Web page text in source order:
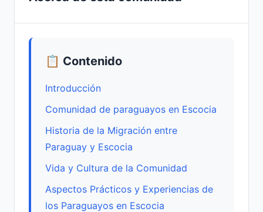
📋 Contenido
Introducción
Comunidad de paraguayos en Escocia
Historia de la Migración entre
Paraguay y Escocia
Vida y Cultura de la Comunidad
Aspectos Prácticos y Experiencias de
los Paraguayos en Escocia